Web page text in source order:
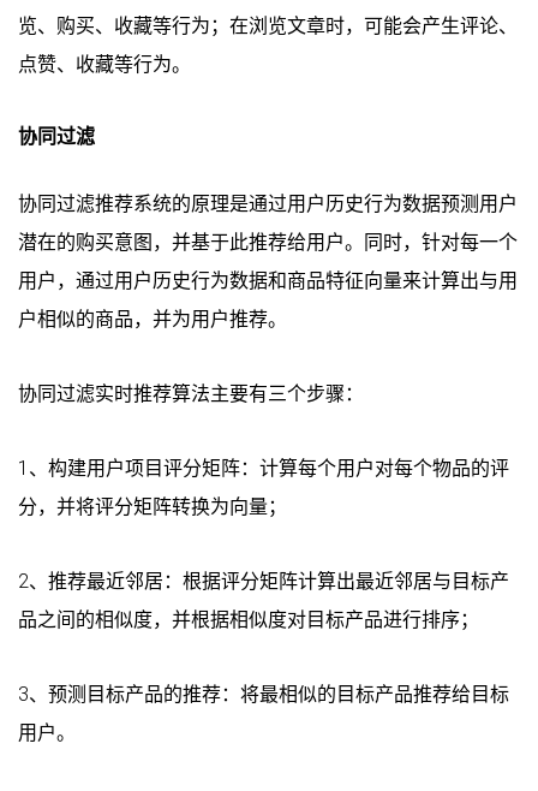
览、购买、收藏等行为；在浏览文章时，可能会产生评论、
点赞、收藏等行为。
协同过滤
协同过滤推荐系统的原理是通过用户历史行为数据预测用户
潜在的购买意图，并基于此推荐给用户。同时，针对每一个
用户，通过用户历史行为数据和商品特征向量来计算出与用
户相似的商品，并为用户推荐。
协同过滤实时推荐算法主要有三个步骤：
1、构建用户项目评分矩阵：计算每个用户对每个物品的评
分，并将评分矩阵转换为向量；
2、推荐最近邻居：根据评分矩阵计算出最近邻居与目标产
品之间的相似度，并根据相似度对目标产品进行排序；
3、预测目标产品的推荐：将最相似的目标产品推荐给目标
用户。